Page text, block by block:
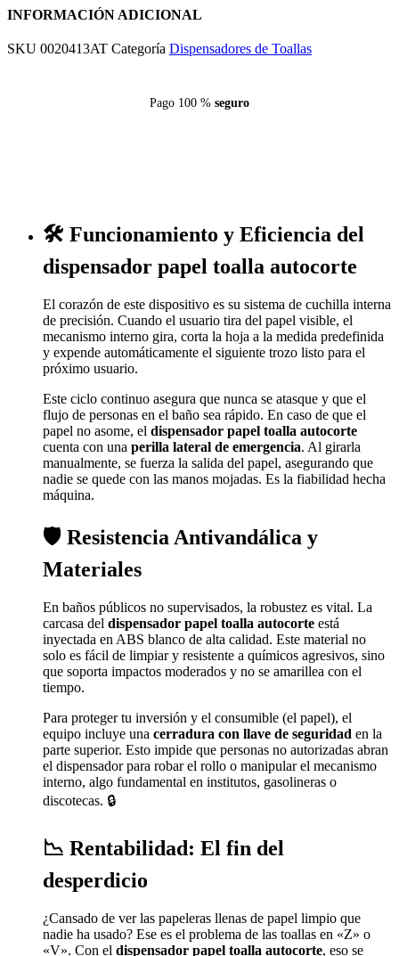
INFORMACIÓN ADICIONAL
SKU 0020413AT Categoría Dispensadores de Toallas
Pago 100 % seguro
🛠️ Funcionamiento y Eficiencia del
dispensador papel toalla autocorte
El corazón de este dispositivo es su sistema de cuchilla interna
de precisión. Cuando el usuario tira del papel visible, el
mecanismo interno gira, corta la hoja a la medida predefinida
y expende automáticamente el siguiente trozo listo para el
próximo usuario.
Este ciclo continuo asegura que nunca se atasque y que el
flujo de personas en el baño sea rápido. En caso de que el
papel no asome, el dispensador papel toalla autocorte
cuenta con una perilla lateral de emergencia. Al girarla
manualmente, se fuerza la salida del papel, asegurando que
nadie se quede con las manos mojadas. Es la fiabilidad hecha
máquina.
🛡️ Resistencia Antivandálica y
Materiales
En baños públicos no supervisados, la robustez es vital. La
carcasa del dispensador papel toalla autocorte está
inyectada en ABS blanco de alta calidad. Este material no
solo es fácil de limpiar y resistente a químicos agresivos, sino
que soporta impactos moderados y no se amarillea con el
tiempo.
Para proteger tu inversión y el consumible (el papel), el
equipo incluye una cerradura con llave de seguridad en la
parte superior. Esto impide que personas no autorizadas abran
el dispensador para robar el rollo o manipular el mecanismo
interno, algo fundamental en institutos, gasolineras o
discotecas. 🔒
📉 Rentabilidad: El fin del
desperdicio
¿Cansado de ver las papeleras llenas de papel limpio que
nadie ha usado? Ese es el problema de las toallas en «Z» o
«V». Con el dispensador papel toalla autocorte, eso se